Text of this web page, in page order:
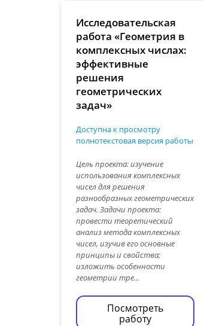
Исследовательская
работа «Геометрия в
комплексных числах:
эффективные
решения
геометрических
задач»
Доступна к просмотру
полнотекстовая версия работы
Цель проекта: изучение
использования комплексных
чисел для решения
разнообразных геометрических
задач. Задачи проекта:
провести теоретический
анализ метода комплексных
чисел, изучив его основные
принципы и свойства;
изложить особенности
геометрии тре…
Посмотреть
работу